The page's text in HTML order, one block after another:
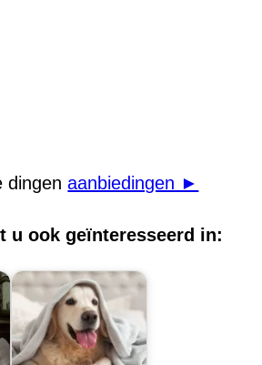
dingenaanbiedingen ►
u ook geïnteresseerd in: